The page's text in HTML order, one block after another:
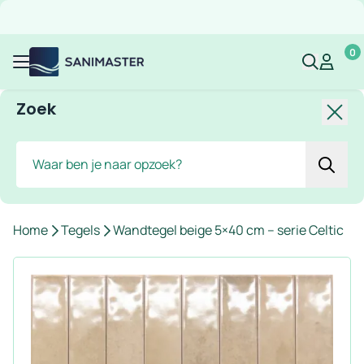
MenuSanimaster MijnMijn
0
Zoek
Home Tegels Wandtegel beige 5×40 cm – serie Celtic